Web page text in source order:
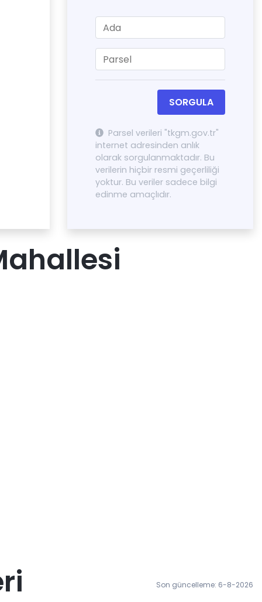
SORGULA
Parsel verileri "tkgm.gov.tr"
internet adresinden anlık
olarak sorgulanmaktadır. Bu
verilerin hiçbir resmi geçerliliği
yoktur. Bu veriler sadece bilgi
edinme amaçlıdır.
Son güncelleme: 6-8-2026